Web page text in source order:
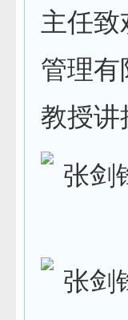
主任
管理有
教授讲